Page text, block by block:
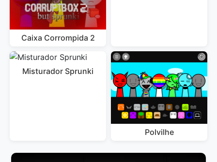
Caixa Corrompida 2
Misturador Sprunki
Polvilhe